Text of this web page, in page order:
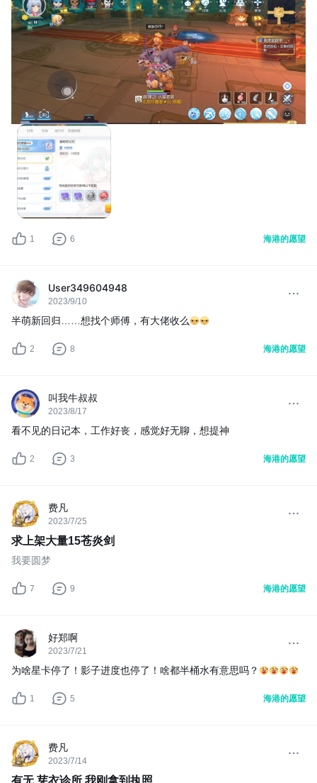
海港的愿望
1 6
User349604948
2023/9/10
半萌新回归……想找个师傅，有大佬收么
海港的愿望
2 8
叫我牛叔叔
2023/8/17
看不见的日记本，工作好丧，感觉好无聊，想提神
海港的愿望
2 3
费凡
2023/7/25
求上架大量15苍炎剑
我要圆梦
海港的愿望
7 9
好郑啊
2023/7/21
为啥星卡停了！影子进度也停了！啥都半桶水有意思吗？
海港的愿望
1 5
费凡
2023/7/14